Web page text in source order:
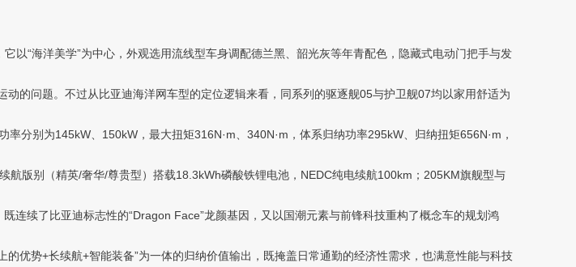
“海洋美学”为中心，外观选用流线型车身调配德兰黑、韶光灰等年青配色，隐藏式电动门把手与发
问题。不过从比亚迪海洋网车型的定位逻辑来看，同系列的驱逐舰05与护卫舰07均以家用舒适为
别为145kW、150kW，最大扭矩316N·m、340N·m，体系归纳功率295kW、归纳扭矩656N·m，
版别（精英/奢华/尊贵型）搭载18.3kWh磷酸铁锂电池，NEDC纯电续航100km；205KM旗舰型与
续了比亚迪标志性的“Dragon Face”龙颜基因，又以国潮元素与前锋科技重构了概念车的规划鸿
势+长续航+智能装备”为一体的归纳价值输出，既掩盖日常通勤的经济性需求，也满意性能与科技